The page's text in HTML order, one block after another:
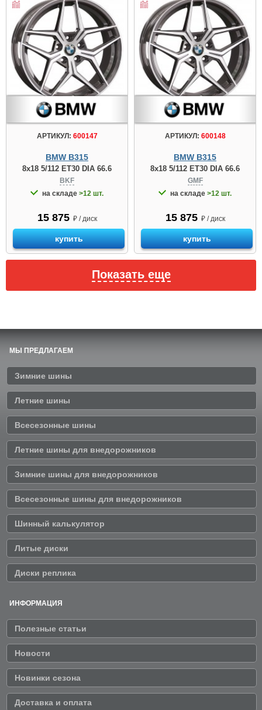
АРТИКУЛ: 600147
BMW B315
8x18 5/112 ET30 DIA 66.6
BKF
на складе >12 шт.
15 875 ₽ / диск
купить
АРТИКУЛ: 600148
BMW B315
8x18 5/112 ET30 DIA 66.6
GMF
на складе >12 шт.
15 875 ₽ / диск
купить
Показать еще
МЫ ПРЕДЛАГАЕМ
Зимние шины
Летние шины
Всесезонные шины
Летние шины для внедорожников
Зимние шины для внедорожников
Всесезонные шины для внедорожников
Шинный калькулятор
Литые диски
Диски реплика
ИНФОРМАЦИЯ
Полезные статьи
Новости
Новинки сезона
Доставка и оплата